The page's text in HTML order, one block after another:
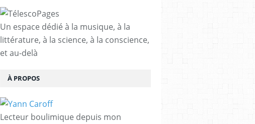
Un espace dédié à la musique, à la
littérature, à la science, à la conscience,
et au-delà
À PROPOS
Lecteur boulimique depuis mon